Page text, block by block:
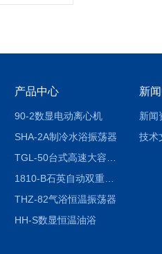
产品中心
90-2数显电动离心机
SHA-2A制冷水浴振荡器
1810-B石英自动双重纯水蒸馏水器
THZ-82气浴恒温振荡器
HH-S数显恒温油浴
新
新闻
技术